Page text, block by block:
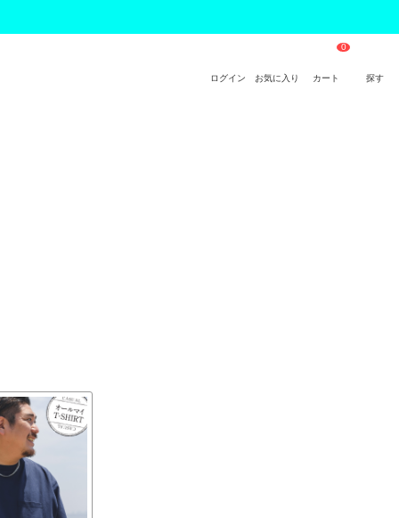
ログイン お気に入り カート 探す